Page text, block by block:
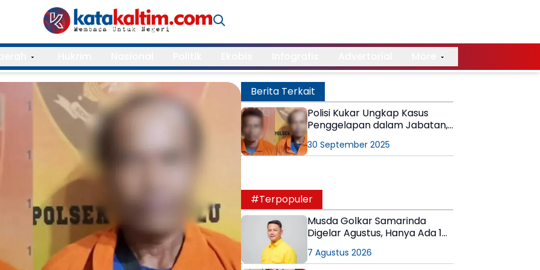
Berita Terkait
Polisi Kukar Ungkap Kasus
Penggelapan dalam Jabatan,
30 September 2025
#Terpopuler
Musda Golkar Samarinda
Digelar Agustus, Hanya Ada 1
7 Agustus 2026